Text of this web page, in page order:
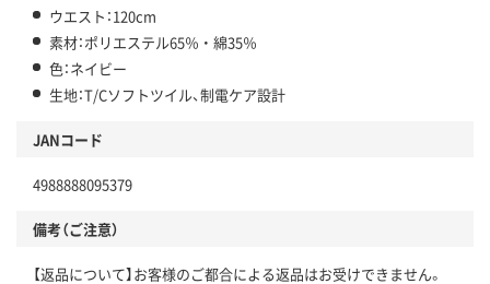
ウエスト：120cm
素材：ポリエステル65％ ・ 綿35％
色：ネイビー
生地：T/Cソフトツイル、制電ケア設計
JANコード
4988888095379
備考（ご注意）
【返品について】お客様のご都合による返品はお受けできません。